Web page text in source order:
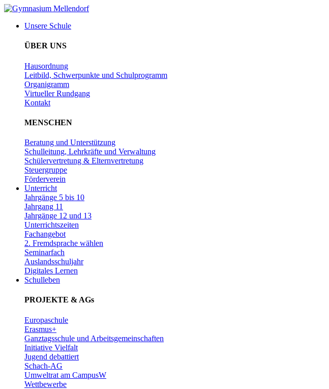
Zum
wechselnUnsere Schule
ÜBER UNS
Hausordnung
Leitbild, Schwerpunkte und Schulprogramm
Organigramm
Virtueller Rundgang
Kontakt
MENSCHEN
Beratung und Unterstützung
Schulleitung, Lehrkräfte und Verwaltung
Schülervertretung & Elternvertretung
Steuergruppe
Förderverein
Unterricht
Jahrgänge 5 bis 10
Jahrgang 11
Jahrgänge 12 und 13
Unterrichtszeiten
Fachangebot
2. Fremdsprache wählen
Seminarfach
Auslandsschuljahr
Digitales Lernen
Schulleben
PROJEKTE & AGs
Europaschule
Erasmus+
Ganztagsschule und Arbeitsgemeinschaften
Initiative Vielfalt
Jugend debattiert
Schach-AG
Umweltrat am CampusW
Wettbewerbe